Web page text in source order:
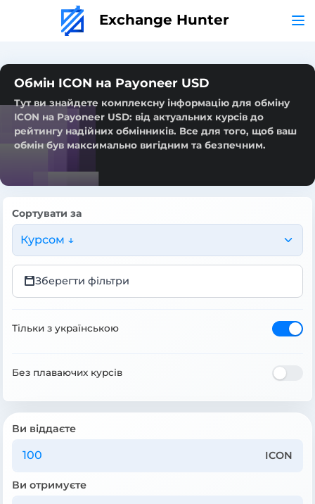
Exchange Hunter
Обмін ICON на Payoneer USD
Тут ви знайдете комплексну інформацію для обміну
ICON на Payoneer USD: від актуальних курсів до
рейтингу надійних обмінників. Все для того, щоб ваш
обмін був максимально вигідним та безпечним.
Сортувати за
Курсом ↓
Зберегти фільтри
Тільки з українською
Без плаваючих курсів
Ви віддаєте
ICON
Ви отримуєте